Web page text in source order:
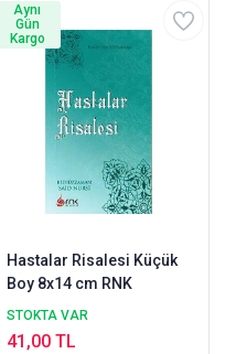
Hastalar Risalesi Küçük
Boy 8x14 cm RNK
STOKTA VAR
41,00 TL
Aynı
Gün
Kargo